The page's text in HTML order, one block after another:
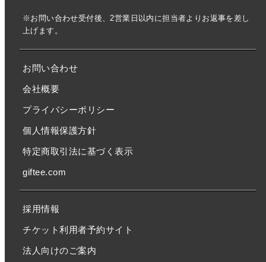
※お問い合わせ受付後、2営業日以内に担当者よりお返事を差し
上げます。
お問い合わせ
会社概要
プライバシーポリシー
個人情報保護方針
特定商取引法に基づく表示
giftee.com
採用情報
チケット利用者予約サイト
法人向けのご案内